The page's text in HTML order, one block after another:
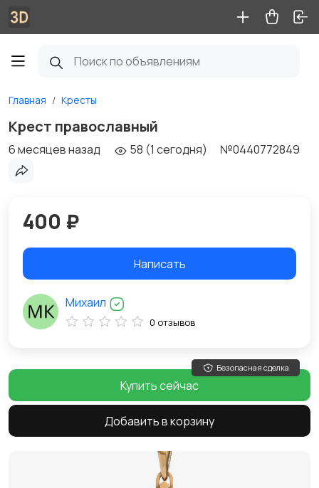
Главная Кресты
Крест православный
6 месяцев назад 58 (1 сегодня) №0440772849
400 ₽
Написать
Михаил
0 отзывов
Безопасная сделка
Купить сейчас
Добавить в корзину